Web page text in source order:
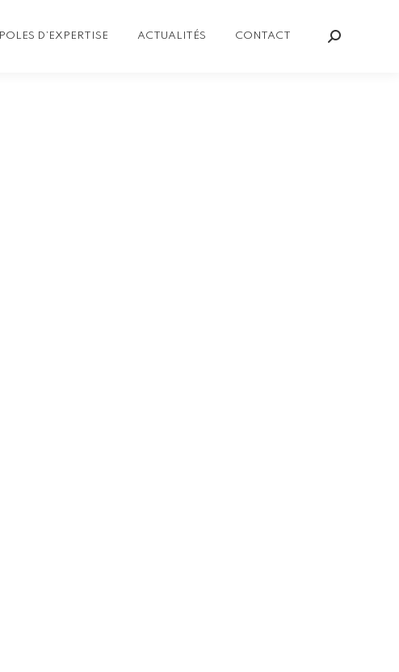
POLES D’EXPERTISE ACTUALITÉS CONTACT